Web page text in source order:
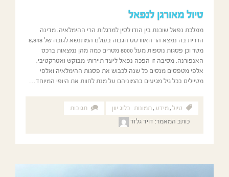
טיול מאורגן לנפאל
ממלכת נפאל שוכנת בין הודו לסין למרגלות הרי ההימלאיה. מדינה
הררית בה נמצא הר האוורסט הגבוה בעולם המתנשא לגובה של 8,848
מטר וכן פסגות נוספות מעל 8000 מטרים כמה מהן נמצאות ברכס
האנפורנה. מסיבה זו הפכה נפאל ליעד תיירותי מבוקש ואטרקטיבי,
אלפי מטפסים מנסים כל שנה לכבוש את פסגות ההימלאיה ואלפי
מטיילים בכל גיל מגיעים בהמוניהם על מנת לחוות את היופי המיוחד…
טיול ,מידע ,תמונות בלוג יוון
תגובות
כותב המאמר: דויד גלזר